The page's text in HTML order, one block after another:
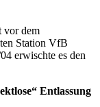
vor dem
Station VfB
erwischte es den
Entlassung